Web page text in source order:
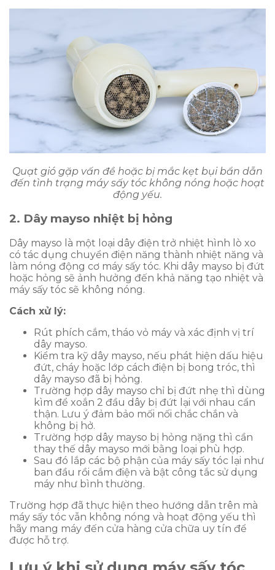
Quạt gió gặp vấn đề hoặc bị mắc kẹt bụi bẩn dẫn
đến tình trạng máy sấy tóc không nóng hoặc hoạt
động yếu.
2. Dây mayso nhiệt bị hỏng
Dây mayso là một loại dây điện trở nhiệt hình lò xo
có tác dụng chuyển điện năng thành nhiệt năng và
làm nóng động cơ máy sấy tóc. Khi dây mayso bị đứt
hoặc hỏng sẽ ảnh hưởng đến khả năng tạo nhiệt và
máy sấy tóc sẽ không nóng.
Cách xử lý:
Rút phích cắm, tháo vỏ máy và xác định vị trí
dây mayso.
Kiểm tra kỹ dây mayso, nếu phát hiện dấu hiệu
đứt, cháy hoặc lớp cách điện bị bong tróc, thì
dây mayso đã bị hỏng.
Trường hợp dây mayso chỉ bị đứt nhẹ thì dùng
kìm để xoắn 2 đầu dây bị đứt lại với nhau cẩn
thận. Lưu ý đảm bảo mối nối chắc chắn và
không bị hở.
Trường hợp dây mayso bị hỏng nặng thì cần
thay thế dây mayso mới bằng loại phù hợp.
Sau đó lắp các bộ phận của máy sấy tóc lại như
ban đầu rồi cắm điện và bật công tắc sử dụng
máy như bình thường.
Trường hợp đã thực hiện theo hướng dẫn trên mà
máy sấy tóc vẫn không nóng và hoạt động yếu thì
hãy mang máy đến cửa hàng cửa chữa uy tín để
được hỗ trợ.